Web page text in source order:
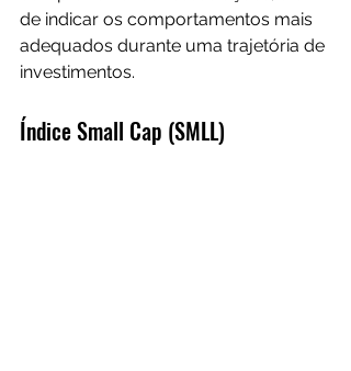
de indicar os comportamentos mais
adequados durante uma trajetória de
investimentos.
Índice Small Cap (SMLL)